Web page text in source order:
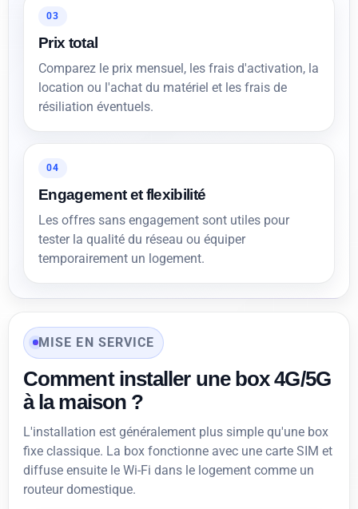
03
Prix total
Comparez le prix mensuel, les frais d'activation, la
location ou l'achat du matériel et les frais de
résiliation éventuels.
04
Engagement et flexibilité
Les offres sans engagement sont utiles pour
tester la qualité du réseau ou équiper
temporairement un logement.
MISE EN SERVICE
Comment installer une box 4G/5G
à la maison ?
L'installation est généralement plus simple qu'une box
fixe classique. La box fonctionne avec une carte SIM et
diffuse ensuite le Wi-Fi dans le logement comme un
routeur domestique.